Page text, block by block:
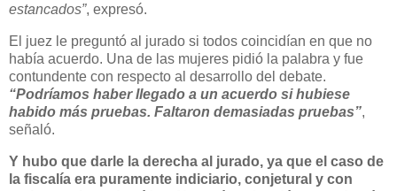
estancados”, expresó.
El juez le preguntó al jurado si todos coincidían en que no
había acuerdo. Una de las mujeres pidió la palabra y fue
contundente con respecto al desarrollo del debate.
“Podríamos haber llegado a un acuerdo si hubiese
habido más pruebas. Faltaron demasiadas pruebas”,
señaló.
Y hubo que darle la derecha al jurado, ya que el caso de
la fiscalía era puramente indiciario, conjetural y con